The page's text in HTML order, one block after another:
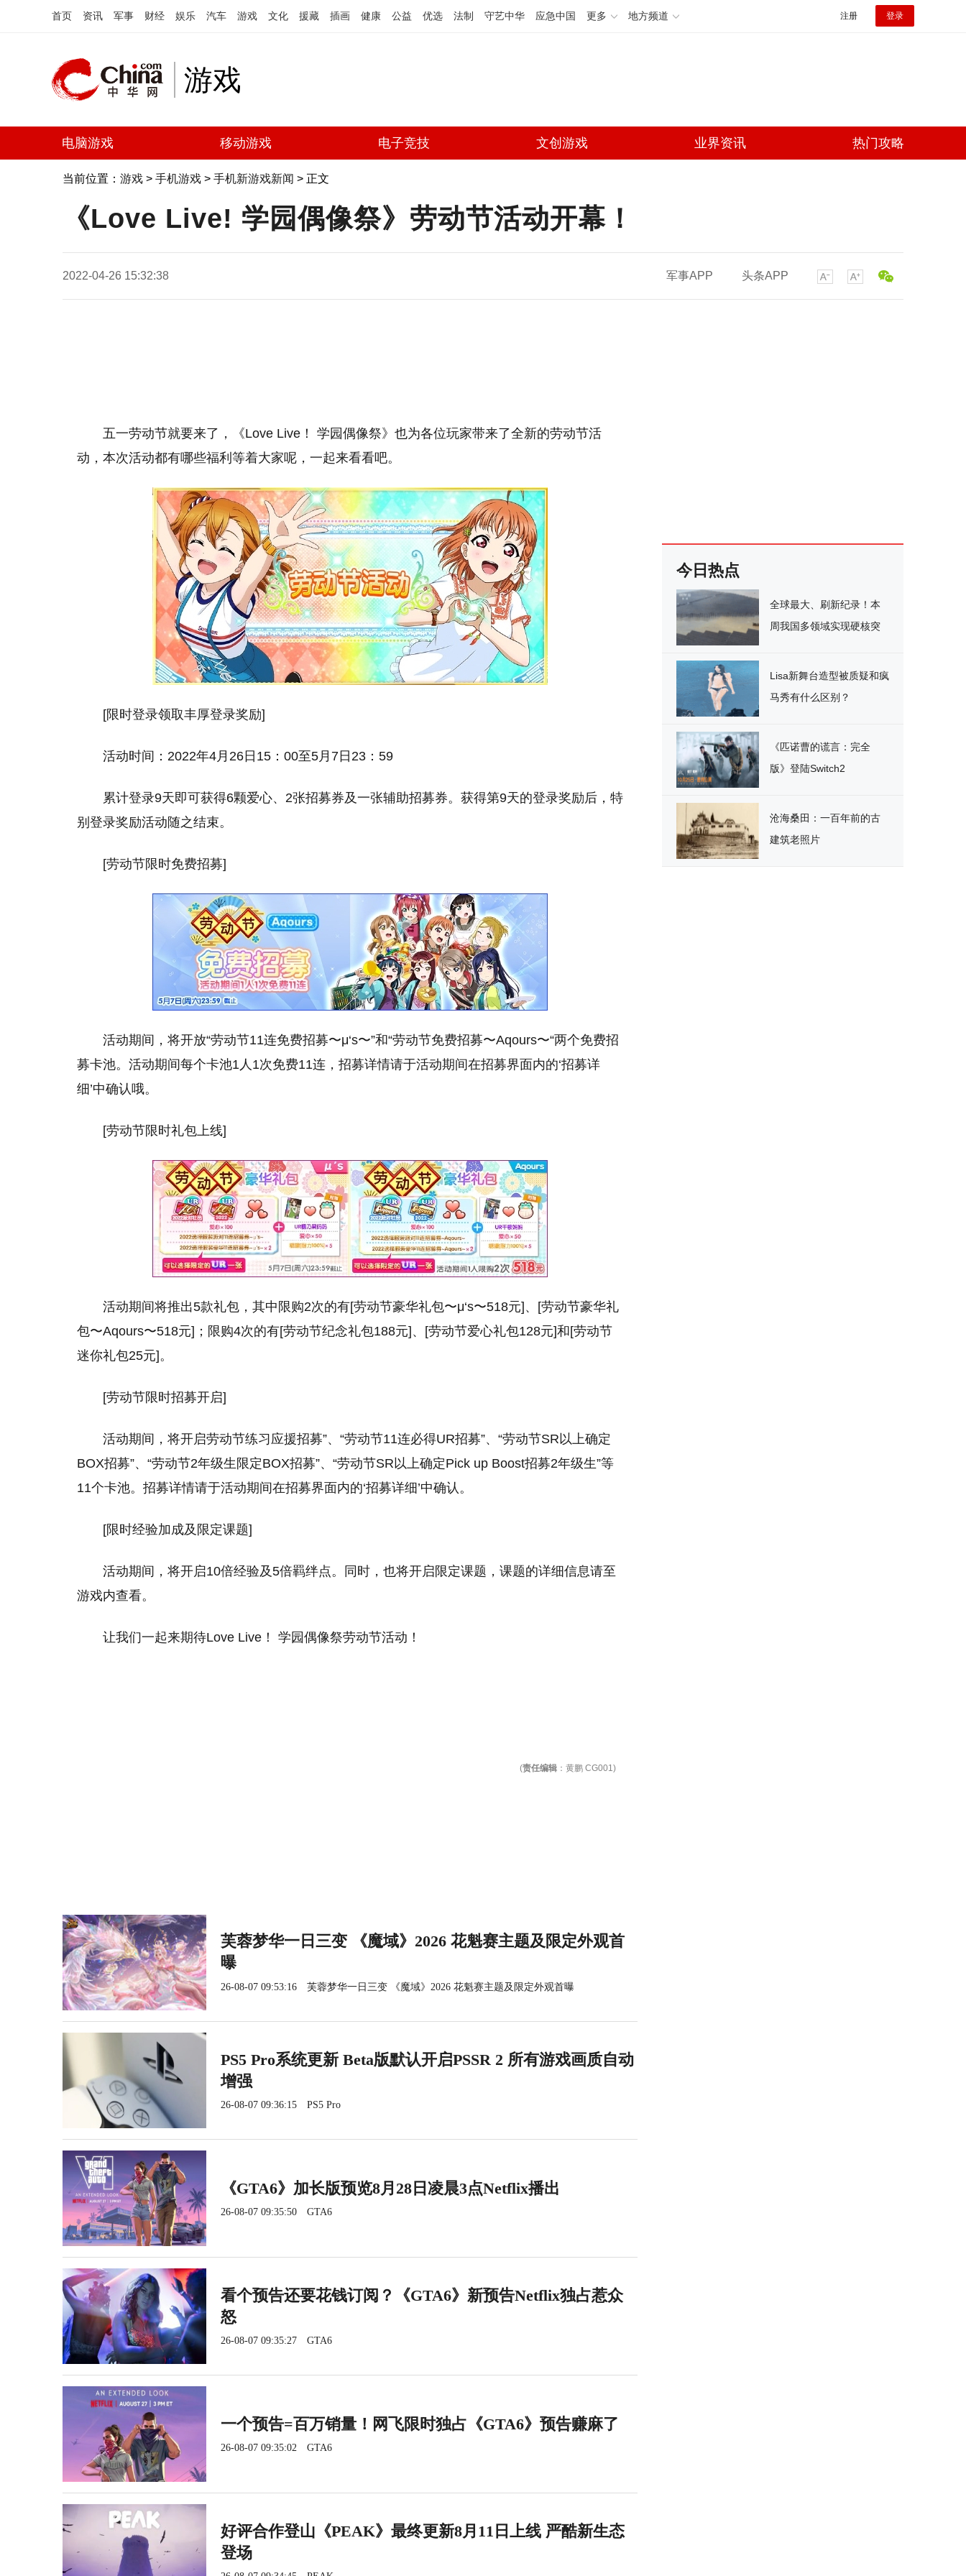
首页 资讯 军事 财经 娱乐 汽车 游戏 文化 援藏 插画 健康 公益 优选 法制 守艺中华 应急中国 更多 地方频道 注册 登录
游戏
电脑游戏 移动游戏 电子竞技 文创游戏 业界资讯 热门攻略
当前位置： 游戏 > 手机游戏 > 手机新游戏新闻 > 正文
《Love Live! 学园偶像祭》劳动节活动开幕！
2022-04-26 15:32:38 军事APP 头条APP
五一劳动节就要来了，《Love Live！ 学园偶像祭》也为各位玩家带来了全新的劳动节活
动，本次活动都有哪些福利等着大家呢，一起来看看吧。
[限时登录领取丰厚登录奖励]
活动时间：2022年4月26日15：00至5月7日23：59
累计登录9天即可获得6颗爱心、2张招募券及一张辅助招募券。获得第9天的登录奖励后，特
别登录奖励活动随之结束。
[劳动节限时免费招募]
活动期间，将开放“劳动节11连免费招募〜μ‘s〜”和“劳动节免费招募〜Aqours〜“两个免费招
募卡池。活动期间每个卡池1人1次免费11连，招募详情请于活动期间在招募界面内的‘招募详
细’中确认哦。
[劳动节限时礼包上线]
活动期间将推出5款礼包，其中限购2次的有[劳动节豪华礼包〜μ‘s〜518元]、[劳动节豪华礼
包〜Aqours〜518元]；限购4次的有[劳动节纪念礼包188元]、[劳动节爱心礼包128元]和[劳动节
迷你礼包25元]。
[劳动节限时招募开启]
活动期间，将开启劳动节练习应援招募”、“劳动节11连必得UR招募”、“劳动节SR以上确定
BOX招募”、“劳动节2年级生限定BOX招募”、“劳动节SR以上确定Pick up Boost招募2年级生”等
11个卡池。招募详情请于活动期间在招募界面内的‘招募详细’中确认。
[限时经验加成及限定课题]
活动期间，将开启10倍经验及5倍羁绊点。同时，也将开启限定课题，课题的详细信息请至
游戏内查看。
让我们一起来期待Love Live！ 学园偶像祭劳动节活动！
(责任编辑 ：黄鹏 CG001)
芙蓉梦华一日三变 《魔域》2026 花魁赛主题及限定外观首
曝
26-08-07 09:53:16 芙蓉梦华一日三变 《魔域》2026 花魁赛主题及限定外观首曝
PS5 Pro系统更新 Beta版默认开启PSSR 2 所有游戏画质自动
增强
26-08-07 09:36:15 PS5 Pro
《GTA6》加长版预览8月28日凌晨3点Netflix播出
26-08-07 09:35:50 GTA6
看个预告还要花钱订阅？《GTA6》新预告Netflix独占惹众
怒
26-08-07 09:35:27 GTA6
一个预告=百万销量！网飞限时独占《GTA6》预告赚麻了
26-08-07 09:35:02 GTA6
好评合作登山《PEAK》最终更新8月11日上线 严酷新生态
登场
今日热点
全球最大、刷新纪录！本
周我国多领域实现硬核突
Lisa新舞台造型被质疑和疯
马秀有什么区别？
《匹诺曹的谎言：完全
版》登陆Switch2
沧海桑田：一百年前的古
建筑老照片